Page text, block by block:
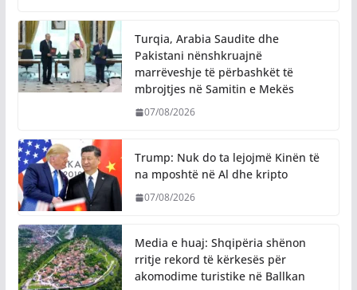
Turqia, Arabia Saudite dhe
Pakistani nënshkruajnë
marrëveshje të përbashkët të
mbrojtjes në Samitin e Mekës
07/08/2026
Trump: Nuk do ta lejojmë Kinën të
na mposhtë në Al dhe kripto
07/08/2026
Media e huaj: Shqipëria shënon
rritje rekord të kërkesës për
akomodime turistike në Ballkan